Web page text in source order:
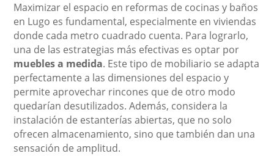
Maximizar el espacio en reformas de cocinas y baños
en Lugo es fundamental, especialmente en viviendas
donde cada metro cuadrado cuenta. Para lograrlo,
una de las estrategias más efectivas es optar por
muebles a medida. Este tipo de mobiliario se adapta
perfectamente a las dimensiones del espacio y
permite aprovechar rincones que de otro modo
quedarían desutilizados. Además, considera la
instalación de estanterías abiertas, que no solo
ofrecen almacenamiento, sino que también dan una
sensación de amplitud.